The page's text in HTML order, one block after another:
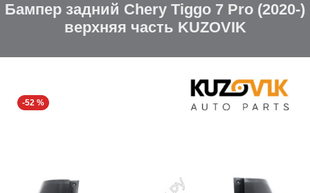
Бампер задний Chery Tiggo 7 Pro (2020-)
верхняя часть KUZOVIK
-52 %